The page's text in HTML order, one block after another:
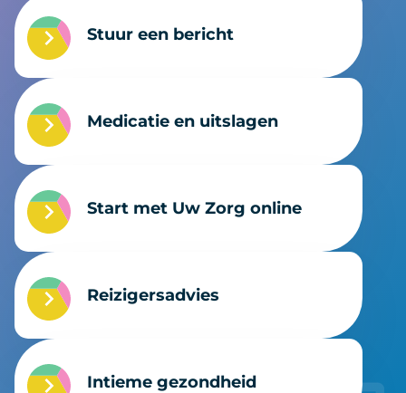
Stuur een bericht
Medicatie en uitslagen
Start met Uw Zorg online
Reizigersadvies
Intieme gezondheid